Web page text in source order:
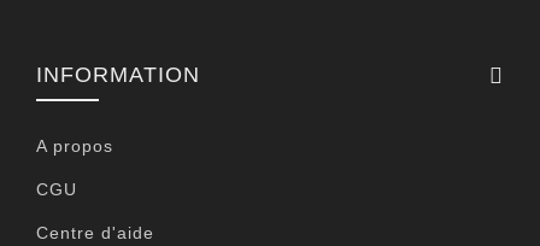
INFORMATION
A propos
CGU
Centre d'aide